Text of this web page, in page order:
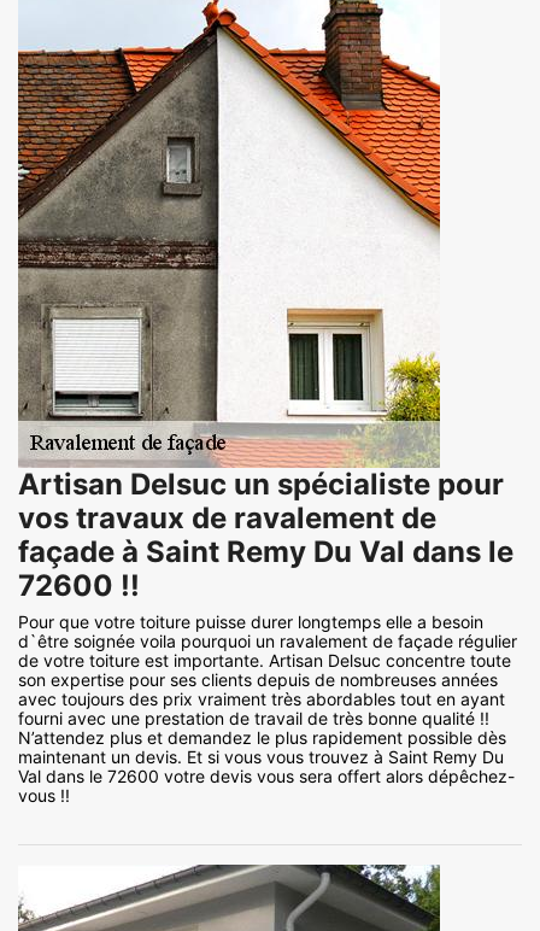
Artisan Delsuc un spécialiste pour
vos travaux de ravalement de
façade à Saint Remy Du Val dans le
72600 !!
Pour que votre toiture puisse durer longtemps elle a besoin
d`être soignée voila pourquoi un ravalement de façade régulier
de votre toiture est importante. Artisan Delsuc concentre toute
son expertise pour ses clients depuis de nombreuses années
avec toujours des prix vraiment très abordables tout en ayant
fourni avec une prestation de travail de très bonne qualité !!
N’attendez plus et demandez le plus rapidement possible dès
maintenant un devis. Et si vous vous trouvez à Saint Remy Du
Val dans le 72600 votre devis vous sera offert alors dépêchez-
vous !!